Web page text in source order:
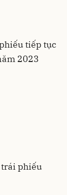
tiếp tục
2023
trái phiếu